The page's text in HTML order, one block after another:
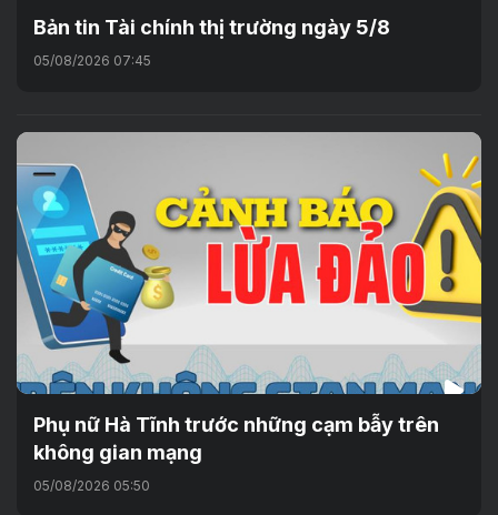
Bản tin Tài chính thị trường ngày 5/8
05/08/2026 07:45
Phụ nữ Hà Tĩnh trước những cạm bẫy trên
không gian mạng
05/08/2026 05:50